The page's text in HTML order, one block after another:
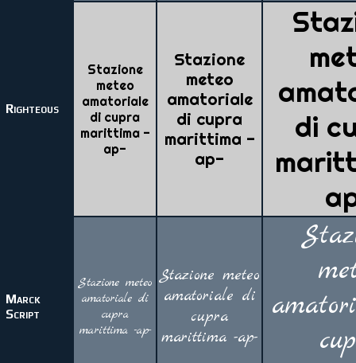
Righteous
Stazione
meteo
amatoriale
di cupra
marittima -
ap-
Stazione
meteo
amatoriale
di cupra
marittima -
ap-
di
Marck
Script
Stazione meteo
amatoriale di
cupra
marittima -ap-
Stazione meteo
amatoriale di
cupra
marittima -ap-